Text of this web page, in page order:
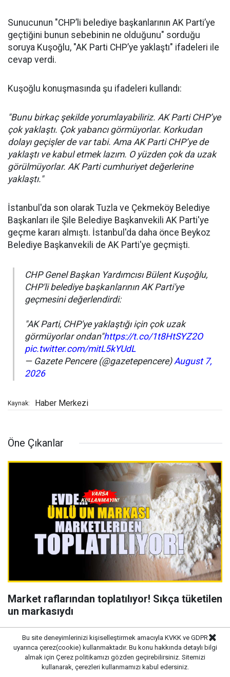
Sunucunun "CHP’li belediye başkanlarının AK Parti’ye
geçtiğini bunun sebebinin ne olduğunu" sorduğu
soruya Kuşoğlu, "AK Parti CHP’ye yaklaştı" ifadeleri ile
cevap verdi.
Kuşoğlu konuşmasında şu ifadeleri kullandı:
"Bunu birkaç şekilde yorumlayabiliriz. AK Parti CHP’ye
çok yaklaştı. Çok yabancı görmüyorlar. Korkudan
dolayı geçişler de var tabi. Ama AK Parti CHP’ye de
yaklaştı ve kabul etmek lazım. O yüzden çok da uzak
görülmüyorlar. AK Parti cumhuriyet değerlerine
yaklaştı."
İstanbul'da son olarak Tuzla ve Çekmeköy Belediye
Başkanları ile Şile Belediye Başkanvekili AK Parti'ye
geçme kararı almıştı. İstanbul'da daha önce Beykoz
Belediye Başkanvekili de AK Parti'ye geçmişti.
CHP Genel Başkan Yardımcısı Bülent Kuşoğlu,
CHP'li belediye başkanlarının AK Parti'ye
geçmesini değerlendirdi:
"AK Parti, CHP'ye yaklaştığı için çok uzak
görmüyorlar ondan"https://t.co/1t8HtSYZ2O
pic.twitter.com/mitL5kYUdL
— Gazete Pencere (@gazetepencere)August 7,
2026
Kaynak: Haber Merkezi
Öne Çıkanlar
Market raflarından toplatılıyor! Sıkça tüketilen
un markasıydı
Bu site deneyimlerinizi kişiselleştirmek amacıyla KVKK ve GDPR
uyarınca çerez(cookie) kullanmaktadır. Bu konu hakkında detaylı bilgi
almak için Çerez politikamızı gözden geçirebilirsiniz. Sitemizi
kullanarak, çerezleri kullanmamızı kabul edersiniz.